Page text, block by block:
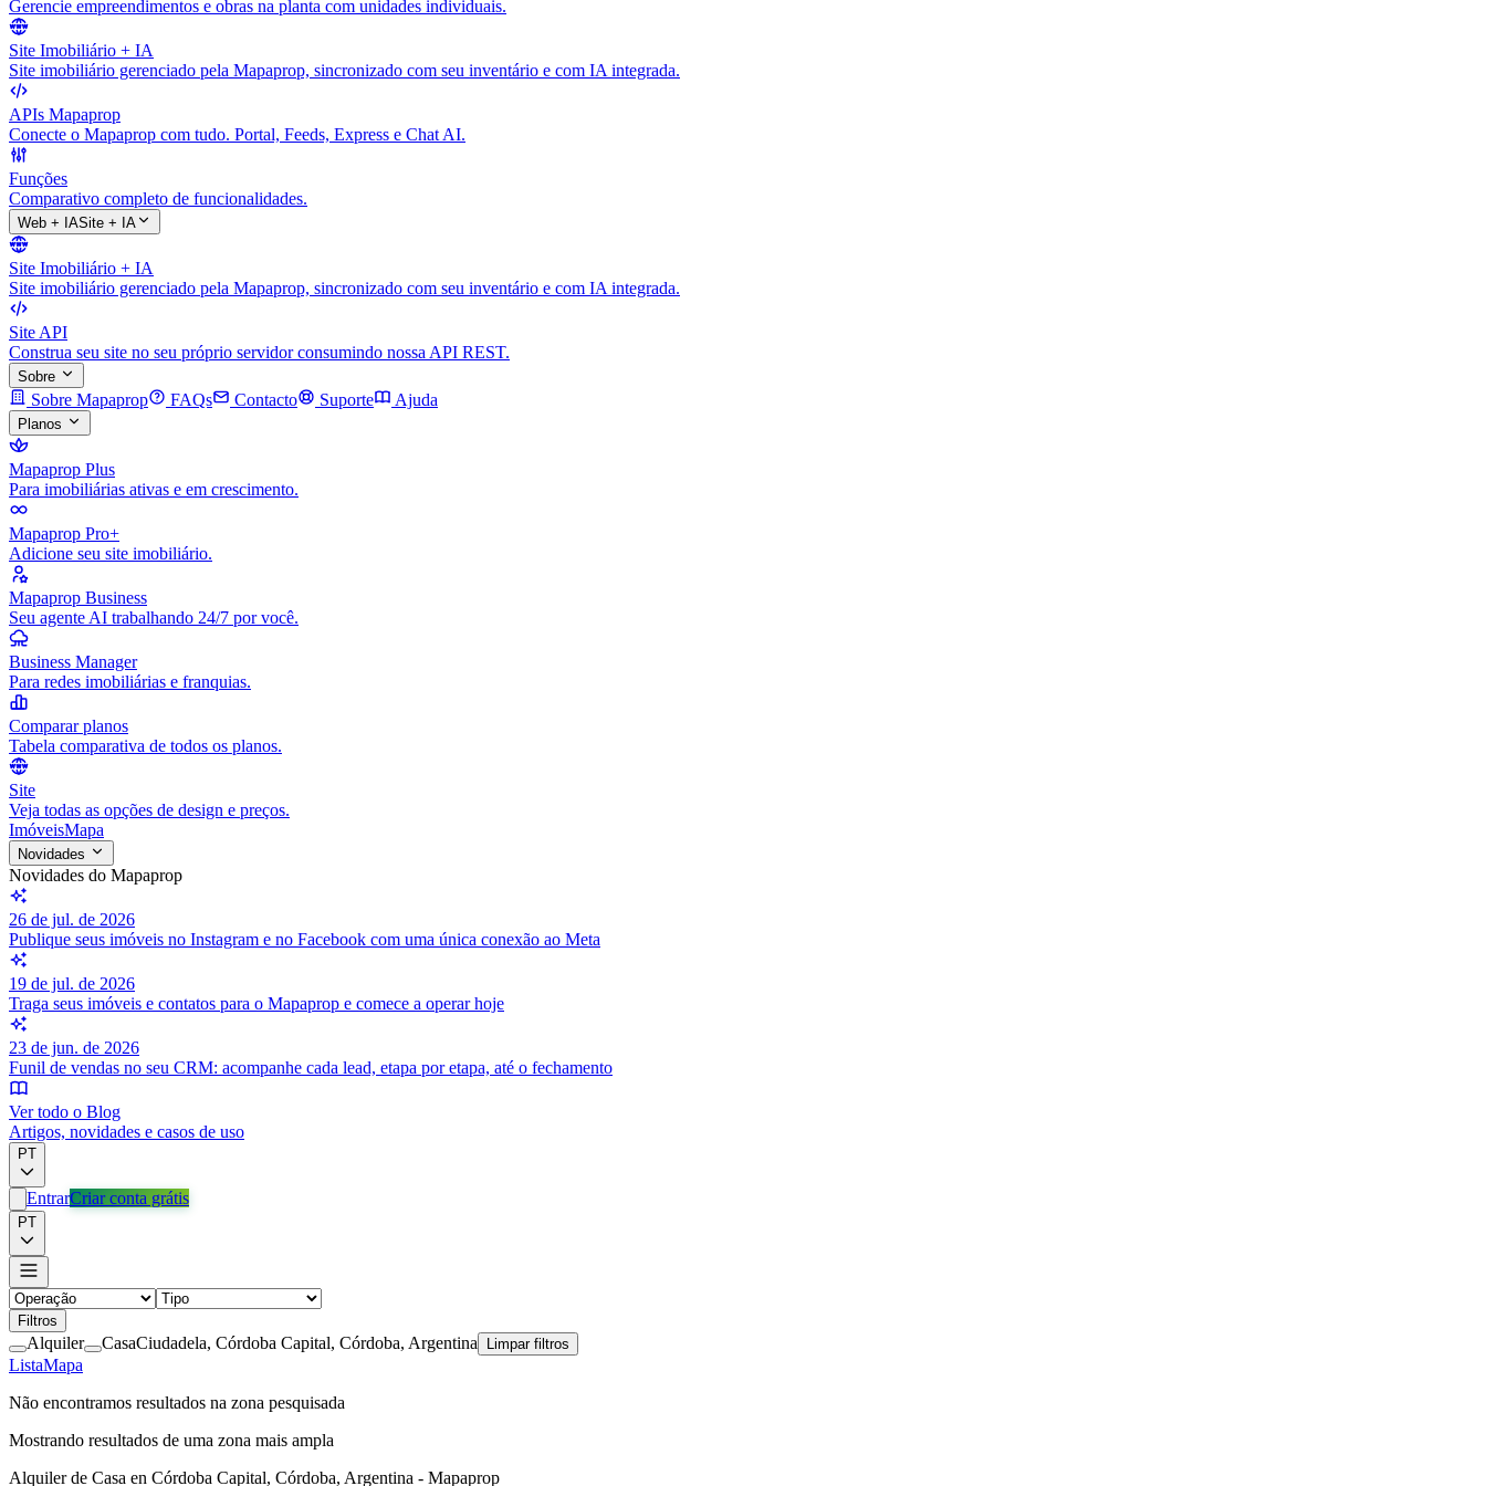
Gerencie empreendimentos e obras na planta com unidades individuais.
Site Imobiliário + IA
Site imobiliário gerenciado pela Mapaprop, sincronizado com seu inventário e com IA integrada.
APIs Mapaprop
Conecte o Mapaprop com tudo. Portal, Feeds, Express e Chat AI.
Funções
Comparativo completo de funcionalidades.
Web + IASite + IA
Site Imobiliário + IA
Site imobiliário gerenciado pela Mapaprop, sincronizado com seu inventário e com IA integrada.
Site API
Construa seu site no seu próprio servidor consumindo nossa API REST.
Sobre
Sobre Mapaprop FAQs Contacto Suporte Ajuda
Planos
Mapaprop Plus
Para imobiliárias ativas e em crescimento.
Mapaprop Pro+
Adicione seu site imobiliário.
Mapaprop Business
Seu agente AI trabalhando 24/7 por você.
Business Manager
Para redes imobiliárias e franquias.
Comparar planos
Tabela comparativa de todos os planos.
Site
Veja todas as opções de design e preços.
ImóveisMapa
Novidades
Novidades do Mapaprop
26 de jul. de 2026
Publique seus imóveis no Instagram e no Facebook com uma única conexão ao Meta
19 de jul. de 2026
Traga seus imóveis e contatos para o Mapaprop e comece a operar hoje
23 de jun. de 2026
Funil de vendas no seu CRM: acompanhe cada lead, etapa por etapa, até o fechamento
Ver todo o Blog
Artigos, novidades e casos de uso
PT
EntrarCriar conta grátis
PT
Filtros
Alquiler CasaCiudadela, Córdoba Capital, Córdoba, Argentina Limpar filtros
ListaMapa
Não encontramos resultados na zona pesquisada
Mostrando resultados de uma zona mais ampla
Alquiler de Casa en Córdoba Capital, Córdoba, Argentina - Mapaprop